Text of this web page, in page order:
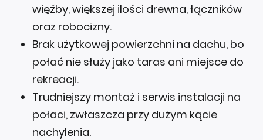
więźby, większej ilości drewna, łączników
oraz robocizny.
Brak użytkowej powierzchni na dachu, bo
połać nie służy jako taras ani miejsce do
rekreacji.
Trudniejszy montaż i serwis instalacji na
połaci, zwłaszcza przy dużym kącie
nachylenia.